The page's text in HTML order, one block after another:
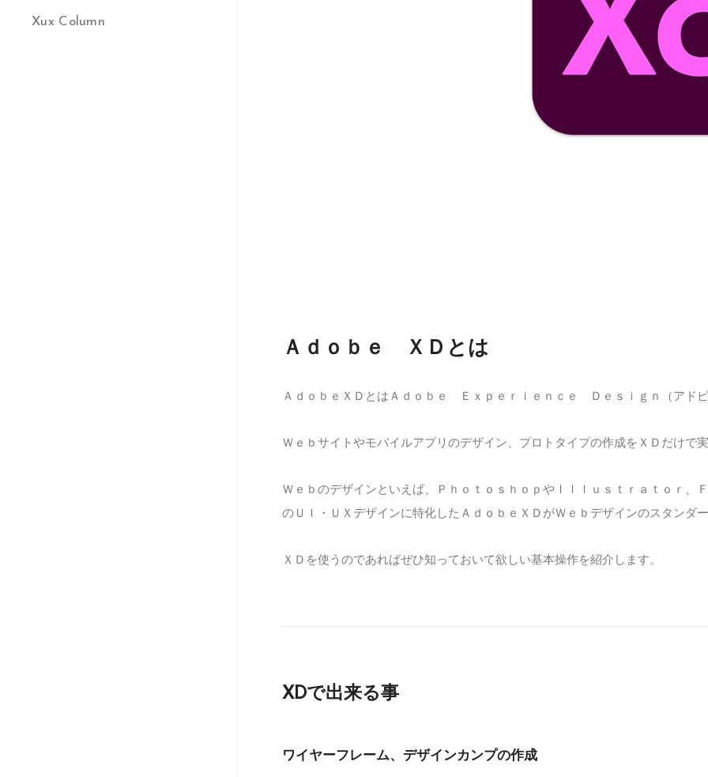
Xux Column
Ａｄｏｂｅ ＸＤとは
ＡｄｏｂｅＸＤとはＡｄｏｂｅ Ｅｘｐｅｒｉｅｎｃｅ Ｄｅｓｉｇｎ（アドビ
Ｗｅｂサイトやモバイルアプリのデザイン、プロトタイプの作成をＸＤだけで
Ｗｅｂのデザインといえば、ＰｈｏｔｏｓｈｏｐやＩｌｌｕｓｔｒａｔｏｒ、
のＵＩ・ＵＸデザインに特化したＡｄｏｂｅＸＤがＷｅｂデザインのスタンダー
ＸＤを使うのであればぜひ知っておいて欲しい基本操作を紹介します。
XDで出来る事
ワイヤーフレーム、デザインカンプの作成